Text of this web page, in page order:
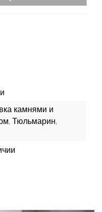
камнями и
, Тюльмарин,